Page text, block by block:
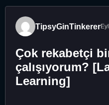
TipsyGinTinkerer
Çok rekabetçi
çalışıyorum?
Learning]